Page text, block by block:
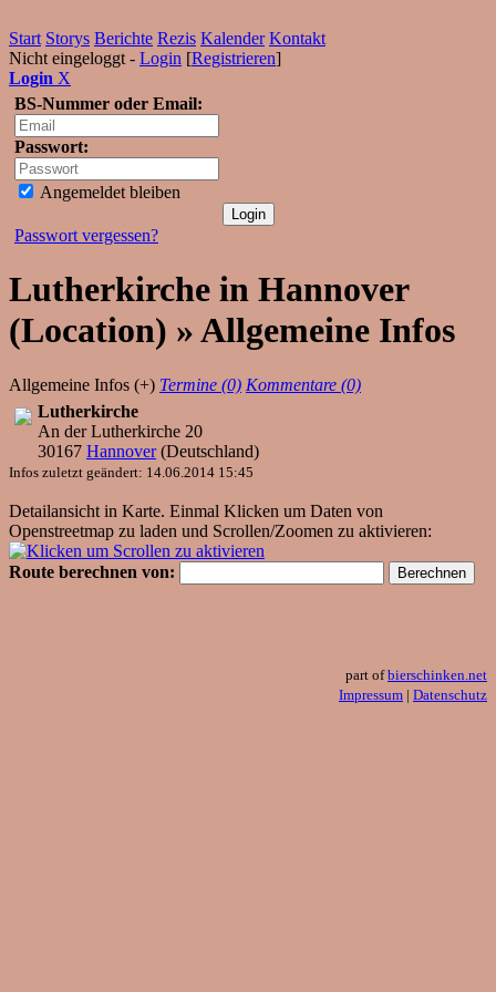
Start Storys Berichte Rezis Kalender Kontakt
Nicht eingeloggt - Login [Registrieren]
Login X
BS-Nummer oder Email:
Passwort:
Angemeldet bleiben
Passwort vergessen?
Lutherkirche in Hannover
(Location) » Allgemeine Infos
Allgemeine Infos (+) Termine (0) Kommentare (0)
Lutherkirche
An der Lutherkirche 20
30167 Hannover(Deutschland)
Infos zuletzt geändert: 14.06.2014 15:45
Detailansicht in Karte. Einmal Klicken um Daten von
Openstreetmap zu laden und Scrollen/Zoomen zu aktivieren:
Route berechnen von:
part ofbierschinken.net
Impressum | Datenschutz